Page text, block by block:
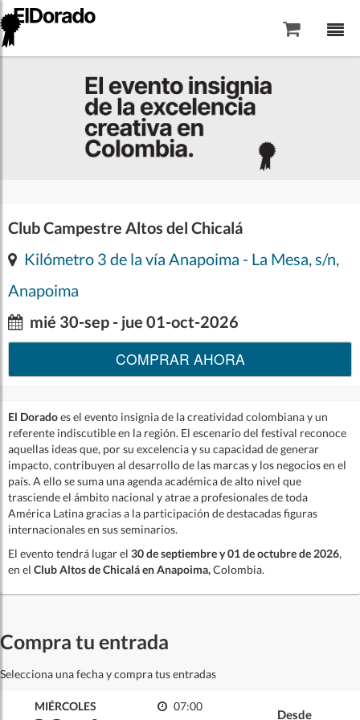
Saltar al contenido
Club Campestre Altos del Chicalá
Kilómetro 3 de la vía Anapoima - La Mesa, s/n,
Anapoima
mié 30-sep - jue 01-oct-2026
COMPRAR AHORA
El Doradoes el evento insignia de la creatividad colombiana y un
referente indiscutible en la región. El escenario del festival reconoce
aquellas ideas que, por su excelencia y su capacidad de generar
impacto, contribuyen al desarrollo de las marcas y los negocios en el
país. A ello se suma una agenda académica de alto nivel que
trasciende el ámbito nacional y atrae a profesionales de toda
América Latina gracias a la participación de destacadas figuras
internacionales en sus seminarios.
El evento tendrá lugar el 30 de septiembre y 01 de octubre de 2026,
en el Club Altos de Chicalá en Anapoima,Colombia.
Compra tu entrada
Selecciona una fecha y compra tus entradas
MIÉRCOLES 07:00
Desde